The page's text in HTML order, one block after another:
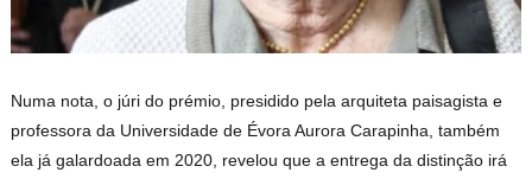
Numa nota, o júri do prémio, presidido pela arquiteta paisagista e
professora da Universidade de Évora Aurora Carapinha, também
ela já galardoada em 2020, revelou que a entrega da distinção irá